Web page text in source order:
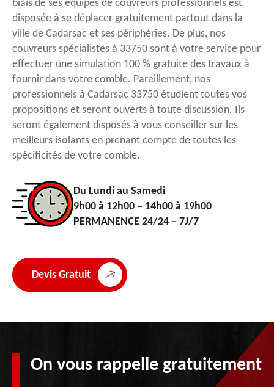
biais de ses équipes de couvreurs professionnels est
disposée à se déplacer gratuitement partout dans la
ville de Cadarsac et ses périphéries. De plus, nos
couvreurs spécialistes à 33750 sont à votre service pour
effectuer une simulation 100 % gratuite des travaux à
fournir dans votre comble. Pareillement, nos
professionnels à Cadarsac 33750 étudient toutes vos
propositions et seront ouverts à toute discussion. Ils
seront également disposés à vous conseiller sur les
meilleurs isolants en prenant compte de toutes les
spécificités de votre comble.
Du Lundi au Samedi
9h00 à 12h00 – 14h00 à 19h00
PERMANENCE 24/24 – 7J/7
Devis Gratuit
On vous rappelle gratuitement